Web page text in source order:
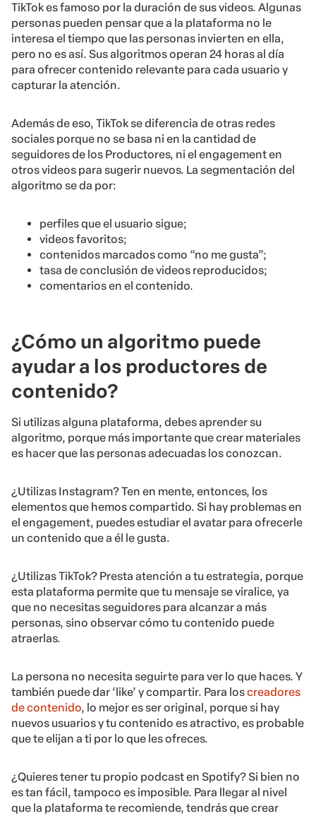
TikTok es famoso por la duración de sus videos. Algunas
personas pueden pensar que a la plataforma no le
interesa el tiempo que las personas invierten en ella,
pero no es así. Sus algoritmos operan 24 horas al día
para ofrecer contenido relevante para cada usuario y
capturar la atención.
Además de eso, TikTok se diferencia de otras redes
sociales porque no se basa ni en la cantidad de
seguidores de los Productores, ni el engagement en
otros videos para sugerir nuevos. La segmentación del
algoritmo se da por:
perfiles que el usuario sigue;
videos favoritos;
contenidos marcados como “no me gusta”;
tasa de conclusión de videos reproducidos;
comentarios en el contenido.
¿Cómo un algoritmo puede
ayudar a los productores de
contenido?
Si utilizas alguna plataforma, debes aprender su
algoritmo, porque más importante que crear materiales
es hacer que las personas adecuadas los conozcan.
¿Utilizas Instagram? Ten en mente, entonces, los
elementos que hemos compartido. Si hay problemas en
el engagement, puedes estudiar el avatar para ofrecerle
un contenido que a él le gusta.
¿Utilizas TikTok? Presta atención a tu estrategia, porque
esta plataforma permite que tu mensaje se viralice, ya
que no necesitas seguidores para alcanzar a más
personas, sino observar cómo tu contenido puede
atraerlas.
La persona no necesita seguirte para ver lo que haces. Y
también puede dar ‘like’ y compartir. Para loscreadores
de contenido, lo mejor es ser original, porque si hay
nuevos usuarios y tu contenido es atractivo, es probable
que te elijan a ti por lo que les ofreces.
¿Quieres tener tu propio podcast en Spotify? Si bien no
es tan fácil, tampoco es imposible. Para llegar al nivel
que la plataforma te recomiende, tendrás que crear